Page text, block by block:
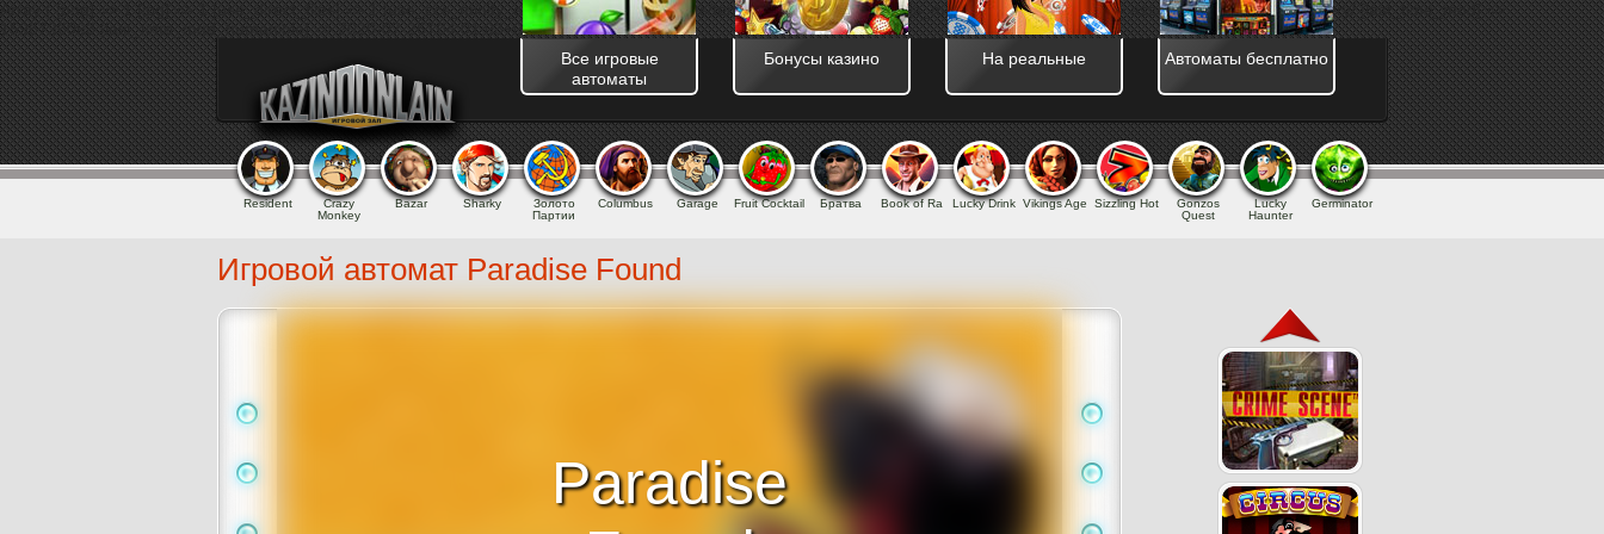
Array ( [png] => 1 [jpg] => 1 [use_direct_files] => 1 [use_ccs_minify_and_cache_kill] => assets/templates/main/css/ [use_js_minify_and_cache_kill] => assets/templates/main/jquery/ [last_time_mod] =>
1595736063 [last_time_mod_humanible] => 2020-07-26T04:01:03+00:00 )
Все игровые
автоматы
Бонусы казино На реальные Автоматы бесплатно
Resident
Crazy
Monkey
Bazar Sharky
Золото
Партии
Columbus Garage Fruit Cocktail Братва Book of Ra Lucky Drink Vikings Age Sizzling Hot
Gonzos
Quest
Lucky
Haunter
Germinator
Игровой автомат Paradise Found
Paradise